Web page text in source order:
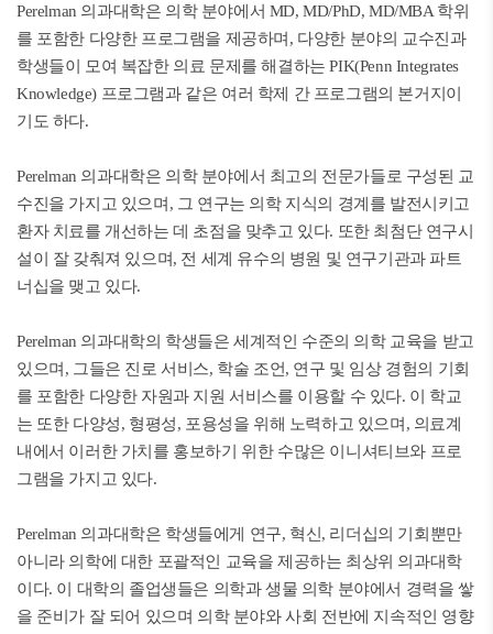
Perelman 의과대학은 의학 분야에서 MD, MD/PhD, MD/MBA 학위
를 포함한 다양한 프로그램을 제공하며, 다양한 분야의 교수진과
학생들이 모여 복잡한 의료 문제를 해결하는 PIK(Penn Integrates
Knowledge) 프로그램과 같은 여러 학제 간 프로그램의 본거지이
기도 하다.
Perelman 의과대학은 의학 분야에서 최고의 전문가들로 구성된 교
수진을 가지고 있으며, 그 연구는 의학 지식의 경계를 발전시키고
환자 치료를 개선하는 데 초점을 맞추고 있다. 또한 최첨단 연구시
설이 잘 갖춰져 있으며, 전 세계 유수의 병원 및 연구기관과 파트
너십을 맺고 있다.
Perelman 의과대학의 학생들은 세계적인 수준의 의학 교육을 받고
있으며, 그들은 진로 서비스, 학술 조언, 연구 및 임상 경험의 기회
를 포함한 다양한 자원과 지원 서비스를 이용할 수 있다. 이 학교
는 또한 다양성, 형평성, 포용성을 위해 노력하고 있으며, 의료계
내에서 이러한 가치를 홍보하기 위한 수많은 이니셔티브와 프로
그램을 가지고 있다.
Perelman 의과대학은 학생들에게 연구, 혁신, 리더십의 기회뿐만
아니라 의학에 대한 포괄적인 교육을 제공하는 최상위 의과대학
이다. 이 대학의 졸업생들은 의학과 생물 의학 분야에서 경력을 쌓
을 준비가 잘 되어 있으며 의학 분야와 사회 전반에 지속적인 영향